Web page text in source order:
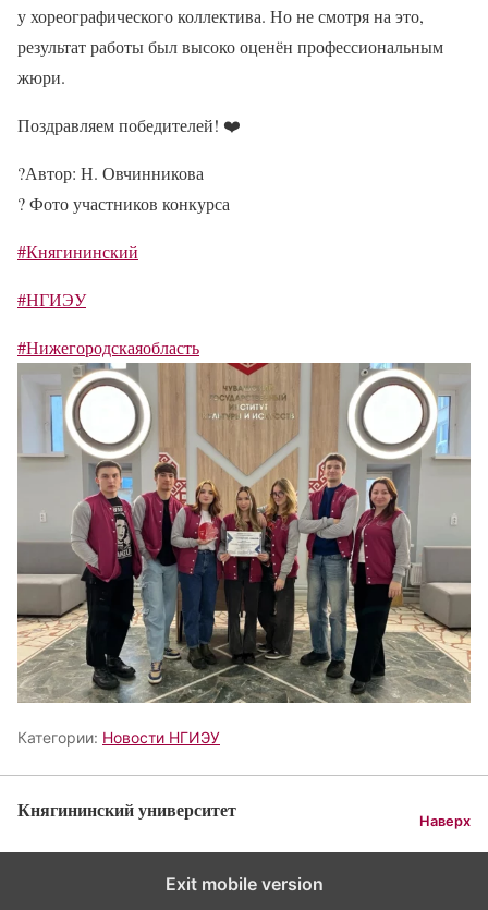
у хореографического коллектива. Но не смотря на это,
результат работы был высоко оценён профессиональным
жюри.
Поздравляем победителей! ❤️
?️Автор: Н. Овчинникова
? Фото участников конкурса
#Княгининский
#НГИЭУ
#Нижегородскаяобласть
Категории: Новости НГИЭУ
Княгининский университет Наверх
Exit mobile version